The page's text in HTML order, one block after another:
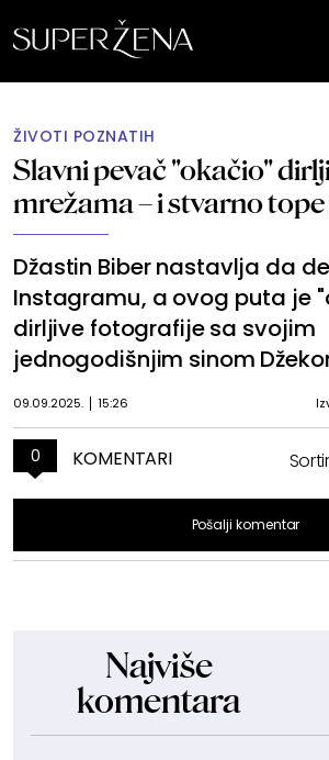
ŽIVOTI POZNATIH
Slavni pevač "okačio"
mrežama – i stvarno
Džastin Biber nastavlja da
Instagramu, a ovog puta je
dirljive fotografije sa svojim
jednogodišnjim sinom
09.09.2025. 15:26
0 KOMENTARI
Pošalji komentar
Najviše
komentara